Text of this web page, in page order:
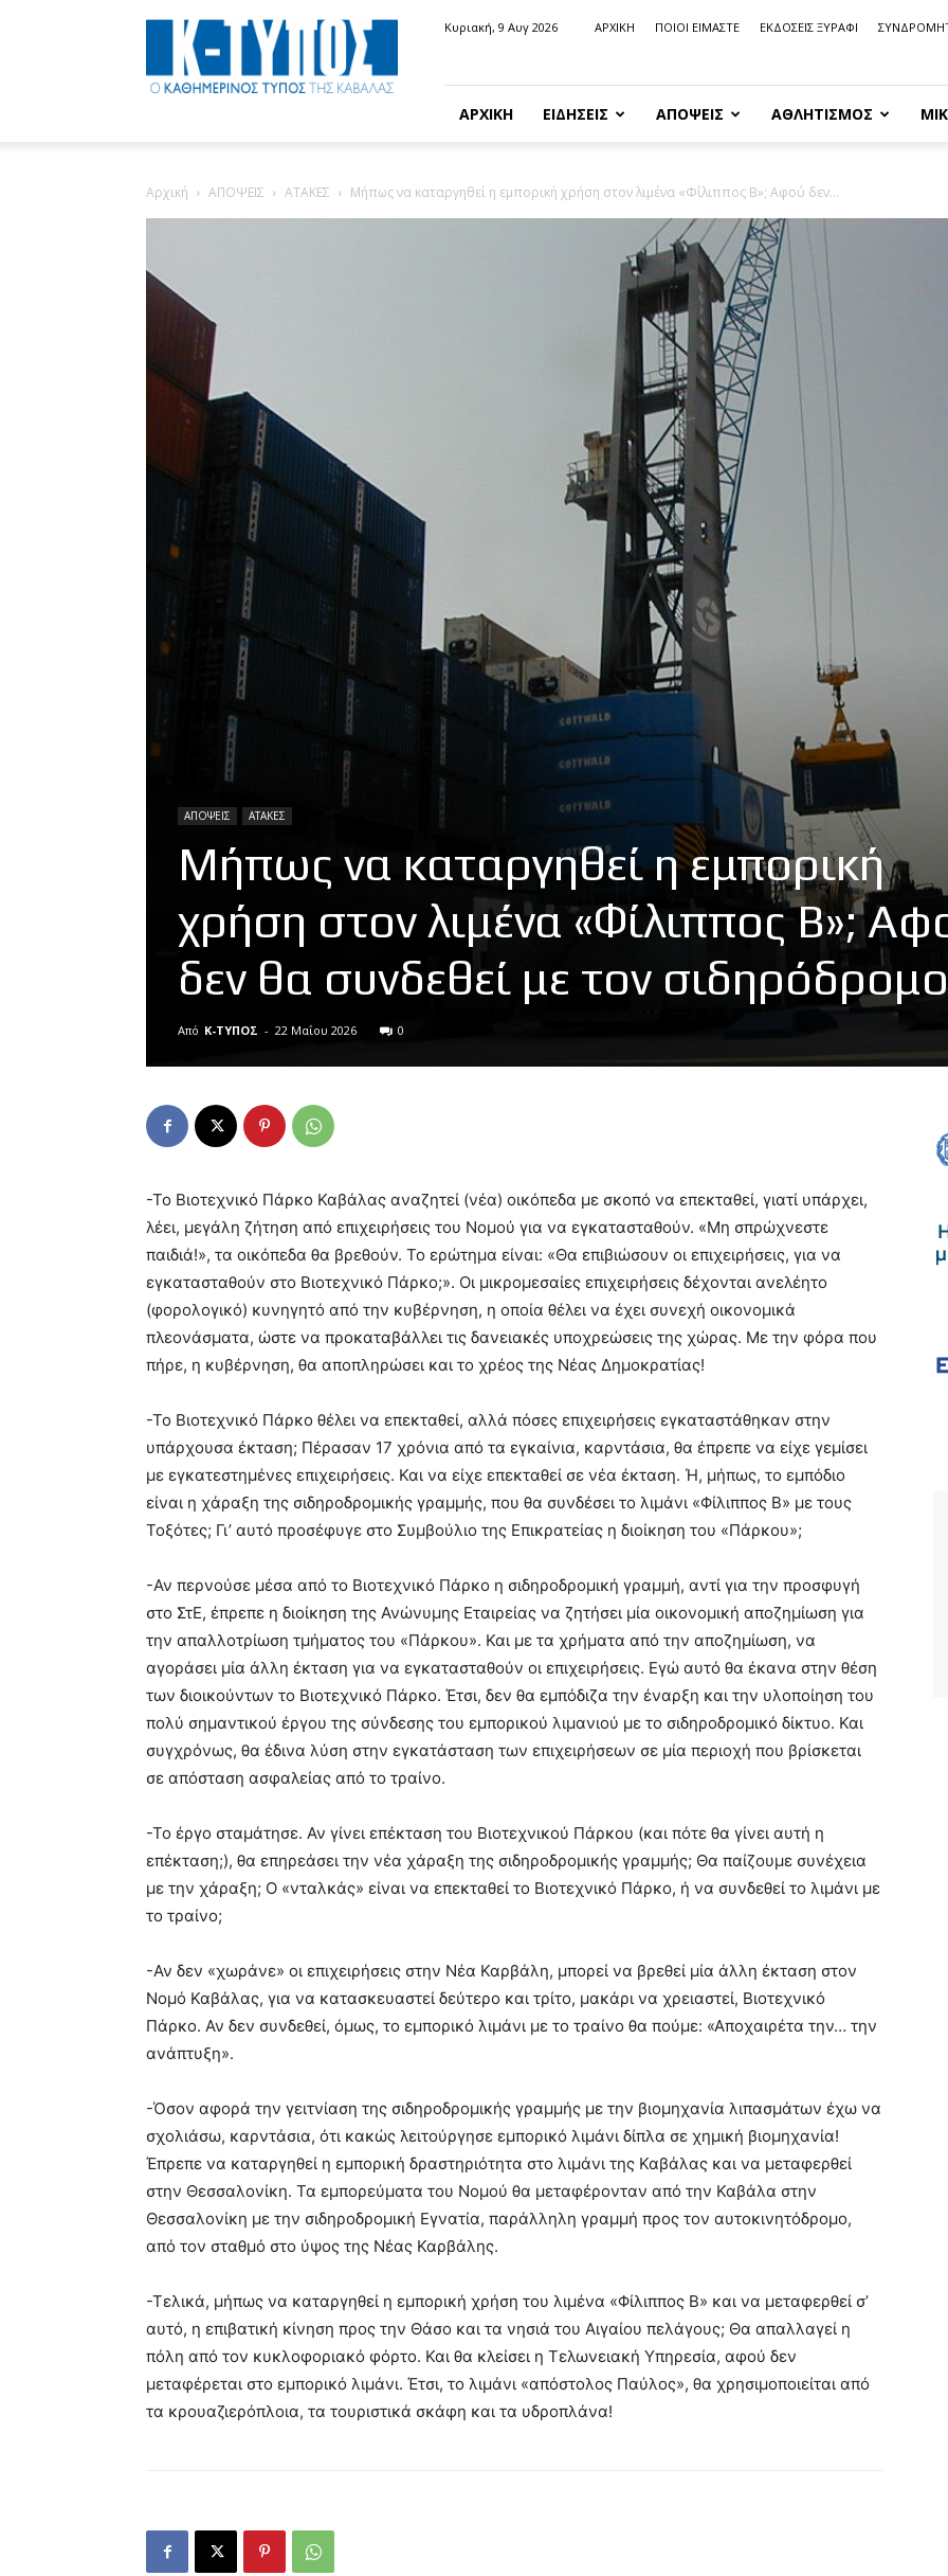
Κ-
ΤΥΠΟΣ
Κυριακή, 9 Αυγ 2026 ΑΡΧΙΚΗ ΠΟΙΟΙ ΕΙΜΑΣΤΕ ΕΚΔΟΣΕΙΣ ΞΥΡΑΦΙ
ΑΡΧΙΚΗ ΕΙΔΗΣΕΙΣ ΑΠΟΨΕΙΣ ΑΘΛΗΤΙΣΜΟΣ
Αρχική ΑΠΟΨΕΙΣ ΑΤΑΚΕΣ Μήπως να καταργηθεί η εμπορική χρήση στον λιμένα «Φίλιππος Β»; Αφού δεν...
ΑΠΟΨΕΙΣ ΑΤΑΚΕΣ
Μήπως να καταργηθεί η εμπορική
χρήση στον λιμένα «Φίλιππος Β»;
δεν θα συνδεθεί με τον σιδηρόδρομο
Από Κ-ΤΥΠΟΣ - 22 Μαΐου 2026 0
-Το Βιοτεχνικό Πάρκο Καβάλας αναζητεί (νέα) οικόπεδα με σκοπό να επεκταθεί, γιατί υπάρχει,
λέει, μεγάλη ζήτηση από επιχειρήσεις του Νομού για να εγκατασταθούν. «Μη σπρώχνεστε
παιδιά!», τα οικόπεδα θα βρεθούν. Το ερώτημα είναι: «Θα επιβιώσουν οι επιχειρήσεις, για να
εγκατασταθούν στο Βιοτεχνικό Πάρκο;». Οι μικρομεσαίες επιχειρήσεις δέχονται ανελέητο
(φορολογικό) κυνηγητό από την κυβέρνηση, η οποία θέλει να έχει συνεχή οικονομικά
πλεονάσματα, ώστε να προκαταβάλλει τις δανειακές υποχρεώσεις της χώρας. Με την φόρα που
πήρε, η κυβέρνηση, θα αποπληρώσει και το χρέος της Νέας Δημοκρατίας!
-Το Βιοτεχνικό Πάρκο θέλει να επεκταθεί, αλλά πόσες επιχειρήσεις εγκαταστάθηκαν στην
υπάρχουσα έκταση; Πέρασαν 17 χρόνια από τα εγκαίνια, καρντάσια, θα έπρεπε να είχε γεμίσει
με εγκατεστημένες επιχειρήσεις. Και να είχε επεκταθεί σε νέα έκταση. Ή, μήπως, το εμπόδιο
είναι η χάραξη της σιδηροδρομικής γραμμής, που θα συνδέσει το λιμάνι «Φίλιππος Β» με τους
Τοξότες; Γι’ αυτό προσέφυγε στο Συμβούλιο της Επικρατείας η διοίκηση του «Πάρκου»;
-Αν περνούσε μέσα από το Βιοτεχνικό Πάρκο η σιδηροδρομική γραμμή, αντί για την προσφυγή
στο ΣτΕ, έπρεπε η διοίκηση της Ανώνυμης Εταιρείας να ζητήσει μία οικονομική αποζημίωση για
την απαλλοτρίωση τμήματος του «Πάρκου». Και με τα χρήματα από την αποζημίωση, να
αγοράσει μία άλλη έκταση για να εγκατασταθούν οι επιχειρήσεις. Εγώ αυτό θα έκανα στην θέση
των διοικούντων το Βιοτεχνικό Πάρκο. Έτσι, δεν θα εμπόδιζα την έναρξη και την υλοποίηση του
πολύ σημαντικού έργου της σύνδεσης του εμπορικού λιμανιού με το σιδηροδρομικό δίκτυο. Και
συγχρόνως, θα έδινα λύση στην εγκατάσταση των επιχειρήσεων σε μία περιοχή που βρίσκεται
σε απόσταση ασφαλείας από το τραίνο.
-Το έργο σταμάτησε. Αν γίνει επέκταση του Βιοτεχνικού Πάρκου (και πότε θα γίνει αυτή η
επέκταση;), θα επηρεάσει την νέα χάραξη της σιδηροδρομικής γραμμής; Θα παίζουμε συνέχεια
με την χάραξη; Ο «νταλκάς» είναι να επεκταθεί το Βιοτεχνικό Πάρκο, ή να συνδεθεί το λιμάνι με
το τραίνο;
-Αν δεν «χωράνε» οι επιχειρήσεις στην Νέα Καρβάλη, μπορεί να βρεθεί μία άλλη έκταση στον
Νομό Καβάλας, για να κατασκευαστεί δεύτερο και τρίτο, μακάρι να χρειαστεί, Βιοτεχνικό
Πάρκο. Αν δεν συνδεθεί, όμως, το εμπορικό λιμάνι με το τραίνο θα πούμε: «Αποχαιρέτα την… την
ανάπτυξη».
-Όσον αφορά την γειτνίαση της σιδηροδρομικής γραμμής με την βιομηχανία λιπασμάτων έχω να
σχολιάσω, καρντάσια, ότι κακώς λειτούργησε εμπορικό λιμάνι δίπλα σε χημική βιομηχανία!
Έπρεπε να καταργηθεί η εμπορική δραστηριότητα στο λιμάνι της Καβάλας και να μεταφερθεί
στην Θεσσαλονίκη. Τα εμπορεύματα του Νομού θα μεταφέρονταν από την Καβάλα στην
Θεσσαλονίκη με την σιδηροδρομική Εγνατία, παράλληλη γραμμή προς τον αυτοκινητόδρομο,
από τον σταθμό στο ύψος της Νέας Καρβάλης.
-Τελικά, μήπως να καταργηθεί η εμπορική χρήση του λιμένα «Φίλιππος Β» και να μεταφερθεί σ’
αυτό, η επιβατική κίνηση προς την Θάσο και τα νησιά του Αιγαίου πελάγους; Θα απαλλαγεί η
πόλη από τον κυκλοφοριακό φόρτο. Και θα κλείσει η Τελωνειακή Υπηρεσία, αφού δεν
μεταφέρεται στο εμπορικό λιμάνι. Έτσι, το λιμάνι «απόστολος Παύλος», θα χρησιμοποιείται από
τα κρουαζιερόπλοια, τα τουριστικά σκάφη και τα υδροπλάνα!